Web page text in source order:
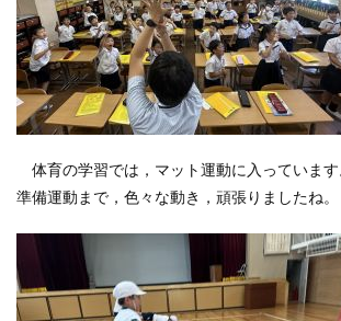
体育の学習では，マット運動に入っています
準備運動まで，色々な動き，頑張りましたね。